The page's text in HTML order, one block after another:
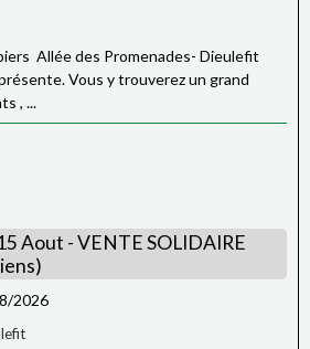
Allée des Promenades- Dieulefit
Vous y trouverez un grand
, ...
Aout - VENTE SOLIDAIRE
2026